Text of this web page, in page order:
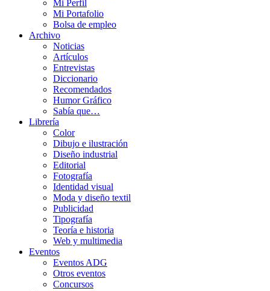
Mi Perfil
Mi Portafolio
Bolsa de empleo
Archivo
Noticias
Artículos
Entrevistas
Diccionario
Recomendados
Humor Gráfico
Sabía que…
Librería
Color
Dibujo e ilustración
Diseño industrial
Editorial
Fotografía
Identidad visual
Moda y diseño textil
Publicidad
Tipografía
Teoría e historia
Web y multimedia
Eventos
Eventos ADG
Otros eventos
Concursos